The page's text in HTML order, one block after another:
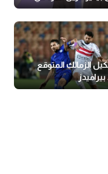
الزمالك المتوقع